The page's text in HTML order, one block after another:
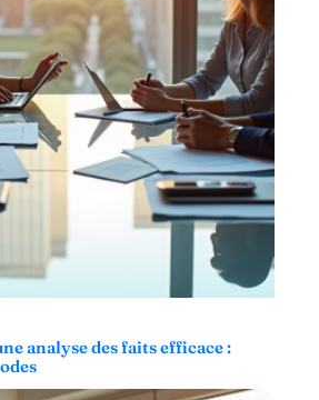
analyse des faits efficace :